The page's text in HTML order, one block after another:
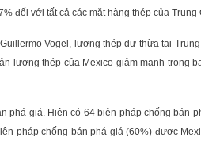
đối với tất cả các mặt hàng thép của Trung
Vogel, lượng thép dư thừa tại
lượng thép của Mexico giảm mạnh trong
phá giá. Hiện có 64 biện pháp chống bán
pháp chống bán phá giá (60%) được